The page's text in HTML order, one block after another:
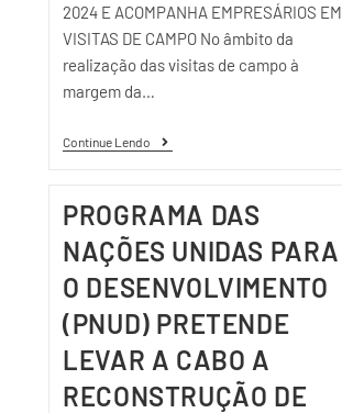
2024 E ACOMPANHA EMPRESÁRIOS EM
VISITAS DE CAMPO No âmbito da
realização das visitas de campo à
margem da…
Continue Lendo
PROGRAMA DAS
NAÇÕES UNIDAS PARA
O DESENVOLVIMENTO
(PNUD) PRETENDE
LEVAR A CABO A
RECONSTRUÇÃO DE